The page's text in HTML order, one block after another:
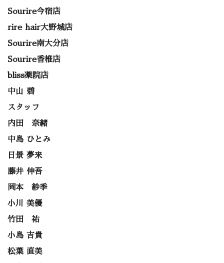
Sourire今宿店
rire hair大野城店
Sourire南大分店
Sourire香椎店
bliss薬院店
中山 碧
スタッフ
内田 奈緒
中島 ひとみ
日景 夢来
藤井 伸吾
岡本 紗季
小川 美優
竹田 祐
小島 吉貴
松葉 直美